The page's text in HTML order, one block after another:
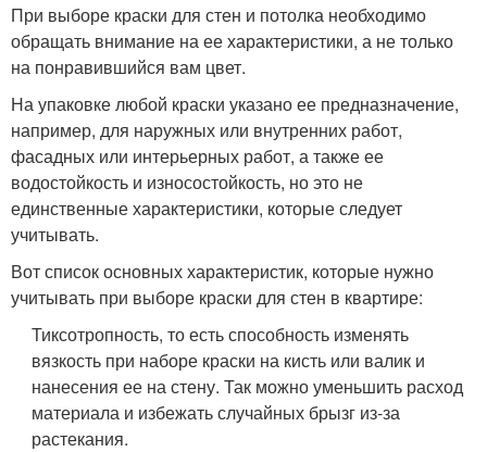
При выборе краски для стен и потолка необходимо
обращать внимание на ее характеристики, а не только
на понравившийся вам цвет.
На упаковке любой краски указано ее предназначение,
например, для наружных или внутренних работ,
фасадных или интерьерных работ, а также ее
водостойкость и износостойкость, но это не
единственные характеристики, которые следует
учитывать.
Вот список основных характеристик, которые нужно
учитывать при выборе краски для стен в квартире:
Тиксотропность, то есть способность изменять
вязкость при наборе краски на кисть или валик и
нанесения ее на стену. Так можно уменьшить расход
материала и избежать случайных брызг из-за
растекания.